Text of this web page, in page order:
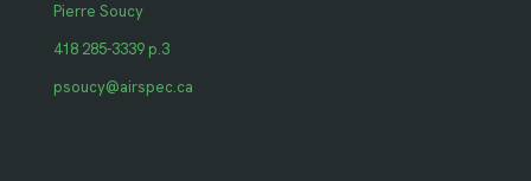
Pierre Soucy
418 285-3339 p.3
psoucy@airspec.ca